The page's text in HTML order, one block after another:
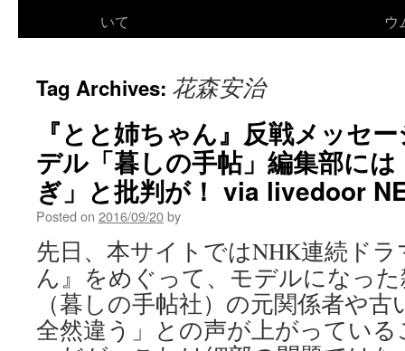
いて
ウ
Tag Archives: 花森安治
『とと姉ちゃん』反戦メッセ
デル「暮しの手帖」編集部に
ぎ」と批判が！ via livedoor
Posted on 2016/09/20by
先日、本サイトではNHK連続ド
ん』をめぐって、モデルになっ
（暮しの手帖社）の元関係者や
全然違う」との声が上がってい